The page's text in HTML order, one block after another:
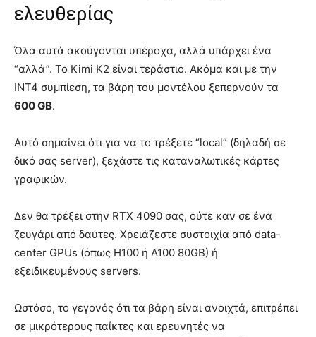
ελευθερίας
Όλα αυτά ακούγονται υπέροχα, αλλά υπάρχει ένα
“αλλά”. Το Kimi K2 είναι τεράστιο. Ακόμα και με την
INT4 συμπίεση, τα βάρη του μοντέλου ξεπερνούν τα
600 GB.
Αυτό σημαίνει ότι για να το τρέξετε “local” (δηλαδή σε
δικό σας server), ξεχάστε τις καταναλωτικές κάρτες
γραφικών.
Δεν θα τρέξει στην RTX 4090 σας, ούτε καν σε ένα
ζευγάρι από δαύτες. Χρειάζεστε συστοιχία από data-
center GPUs (όπως H100 ή A100 80GB) ή
εξειδικευμένους servers.
Ωστόσο, το γεγονός ότι τα βάρη είναι ανοιχτά, επιτρέπει
σε μικρότερους παίκτες και ερευνητές να